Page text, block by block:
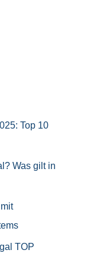
Top 10
Was gilt in
TOP